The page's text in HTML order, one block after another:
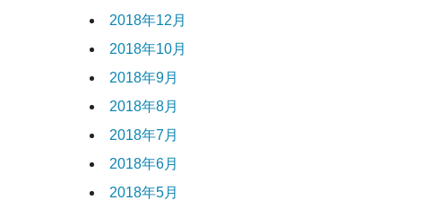
2018年12月
2018年10月
2018年9月
2018年8月
2018年7月
2018年6月
2018年5月